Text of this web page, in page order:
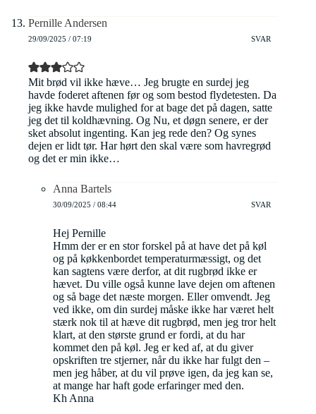
Pernille Andersen
29/09/2025 / 07:19 SVAR
Mit brød vil ikke hæve… Jeg brugte en surdej jeg
havde foderet aftenen før og som bestod flydetesten. Da
jeg ikke havde mulighed for at bage det på dagen, satte
jeg det til koldhævning. Og Nu, et døgn senere, er der
sket absolut ingenting. Kan jeg rede den? Og synes
dejen er lidt tør. Har hørt den skal være som havregrød
og det er min ikke…
Anna Bartels
30/09/2025 / 08:44 SVAR
Hej Pernille
Hmm der er en stor forskel på at have det på køl
og på køkkenbordet temperaturmæssigt, og det
kan sagtens være derfor, at dit rugbrød ikke er
hævet. Du ville også kunne lave dejen om aftenen
og så bage det næste morgen. Eller omvendt. Jeg
ved ikke, om din surdej måske ikke har været helt
stærk nok til at hæve dit rugbrød, men jeg tror helt
klart, at den største grund er fordi, at du har
kommet den på køl. Jeg er ked af, at du giver
opskriften tre stjerner, når du ikke har fulgt den –
men jeg håber, at du vil prøve igen, da jeg kan se,
at mange har haft gode erfaringer med den.
Kh Anna